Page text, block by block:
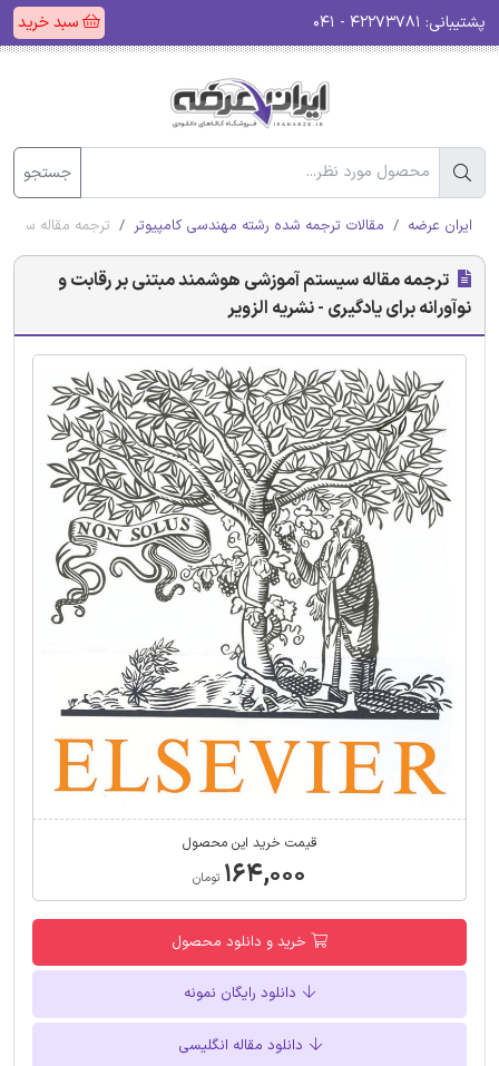
پشتیبانی: سبد خرید
جستجو
ایران عرضه مقالات ترجمه شده رشته مهندسی کامپیوتر ترجمه مقاله
ترجمه مقاله سیستم آموزشی هوشمند مبتنی بر رقابت و
نوآورانه برای یادگیری - نشریه الزویر
قیمت خرید این محصول
۱۶۴,۰۰۰ تومان
خرید و دانلود محصول
دانلود رایگان نمونه
دانلود مقاله انگلیسی